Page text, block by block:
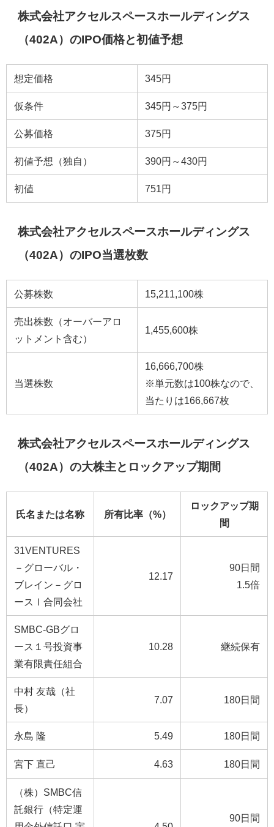
株式会社アクセルスペースホールディングス
（402A）のIPO価格と初値予想
想定価格 345円
仮条件 345円～375円
公募価格 375円
初値予想（独自） 390円～430円
初値 751円
株式会社アクセルスペースホールディングス
（402A）のIPO当選枚数
公募株数 15,211,100株
売出株数（オーバーアロ
ットメント含む）
1,455,600株
当選株数
16,666,700株
※単元数は100株なので、
当たりは166,667枚
株式会社アクセルスペースホールディングス
（402A）の大株主とロックアップ期間
氏名または名称 所有比率（%）
ロックアップ期
間
31VENTURES
－グローバル・
ブレイン－グロ
ースⅠ合同会社
12.17
90日間
1.5倍
SMBC-GBグロ
ース１号投資事
業有限責任組合
10.28 継続保有
中村 友哉（社
長）
7.07 180日間
永島 隆 5.49 180日間
宮下 直己 4.63 180日間
（株）SMBC信
託銀行（特定運
90日間